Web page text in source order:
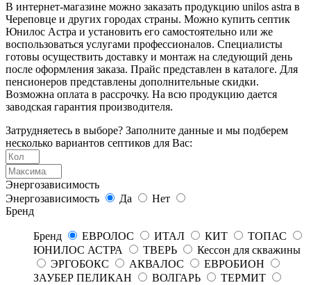
В интернет-магазине можно заказать продукцию unilos astra в
Череповце и других городах страны. Можно купить септик
Юнилос Астра и установить его самостоятельно или же
воспользоваться услугами профессионалов. Специалисты
готовы осуществить доставку и монтаж на следующий день
после оформления заказа. Прайс представлен в каталоге. Для
пенсионеров представлены дополнительные скидки.
Возможна оплата в рассрочку. На всю продукцию дается
заводская гарантия производителя.
Затрудняетесь в выборе? Заполните данные и мы подберем
несколько вариантов септиков для Вас:
Энергозависимость
Энергозависимость
Да
Нет
Бренд
Бренд ЕВРОЛОС ИТАЛ КИТ
ТОПАС
ЮНИЛОС АСТРА
ТВЕРЬ
Кессон для скважины
ЭРГОБОКС
АКВАЛОС
ЕВРОБИОН
ЗАУБЕР ПЕЛИКАН
ВОЛГАРЬ
ТЕРМИТ